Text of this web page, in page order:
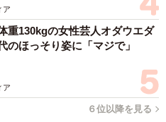
ア
重130kgの女性芸人オダウエダ
ほっそり姿に「マジで」
ア
６位以降を見る